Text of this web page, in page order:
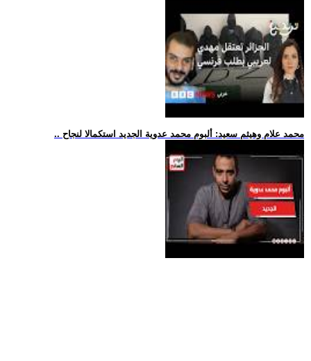
.. محمد علام وهيثم سعيد: ألبوم محمد عدوية الجديد استكمالا لنجاح